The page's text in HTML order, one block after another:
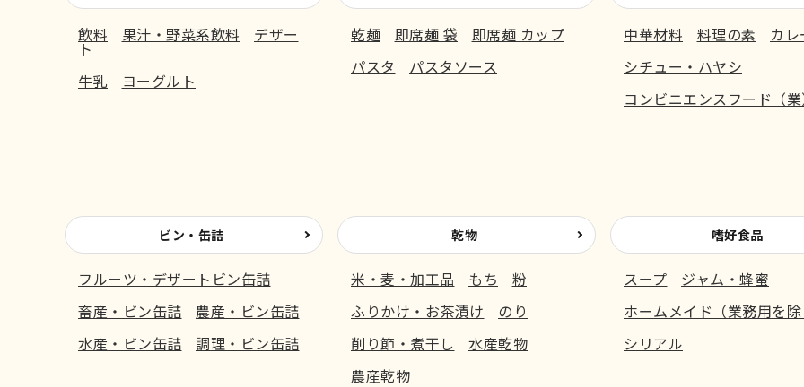
飲料 果汁・野菜系飲料 デザー
ト
牛乳
ヨーグルト
乾麺 即席麺 袋
即席麺 カップ
パスタ
パスタソース
中華材料 料理の素
カレ
シチュー・ハヤシ
コンビニエンスフード（業
ビン・缶詰
フルーツ・デザートビン缶詰
畜産・ビン缶詰
農産・ビン缶詰
水産・ビン缶詰
調理・ビン缶詰
乾物
米・麦・加工品 もち
粉
ふりかけ・お茶漬け
のり
削り節・煮干し
水産乾物
農産乾物
嗜好食品
スープ
ジャム・蜂蜜
ホームメイド（業務用を除
シリアル